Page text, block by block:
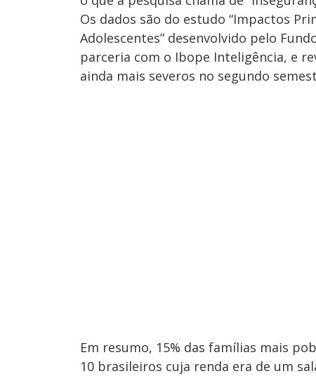
Os dados são do estudo “Impactos
Adolescentes” desenvolvido pelo
parceria com o Ibope Inteligência, e
ainda mais severos no segundo
Em resumo, 15% das famílias mais
10 brasileiros cuja renda era de um